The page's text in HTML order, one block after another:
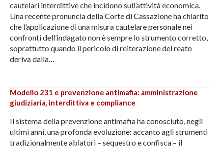
cautelari interdittive che incidono sull’attività economica.
Una recente pronuncia della Corte di Cassazione ha chiarito
che l’applicazione di una misura cautelare personale nei
confronti dell’indagato non è sempre lo strumento corretto,
soprattutto quando il pericolo di reiterazione del reato
deriva dalla…
Modello 231 e prevenzione antimafia: amministrazione
giudiziaria, interdittiva e compliance
Il sistema della prevenzione antimafia ha conosciuto, negli
ultimi anni, una profonda evoluzione: accanto agli strumenti
tradizionalmente ablatori – sequestro e confisca – il